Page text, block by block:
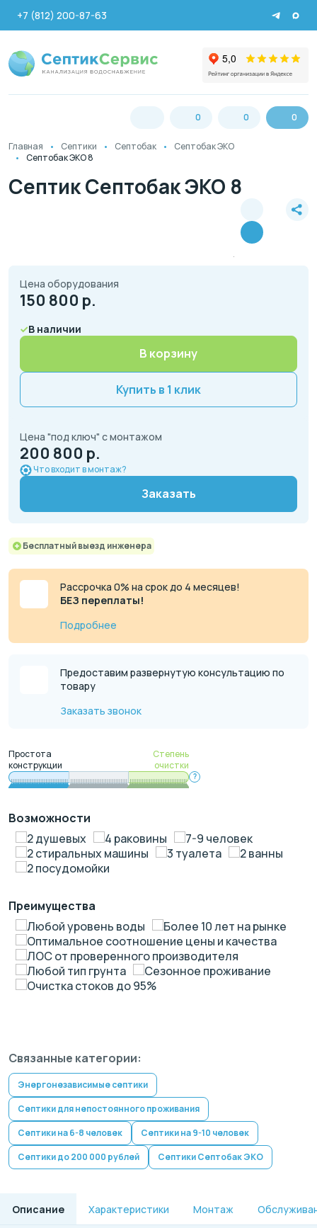
+7 (812) 200-87-63
0 0 0
Главная Септики Септобак
Септобак ЭКО
Септобак ЭКО 8
Септик Септобак ЭКО 8
Цена оборудования
150 800 р.
В наличии
В корзину
Купить в 1 клик
Цена "под ключ" с монтажом
200 800 р.
Что входит в монтаж?
Заказать
Бесплатный выезд инженера
Рассрочка 0% на срок до 4 месяцев!
БЕЗ переплаты!
Подробнее
Предоставим развернутую консультацию по
товару
Заказать звонок
Простота
конструкции
Степень
очистки
?
Возможности
2 душевых
4 раковины
7-9 человек
2 стиральных машины
3 туалета
2 ванны
2 посудомойки
Преимущества
Любой уровень воды
Более 10 лет на рынке
Оптимальное соотношение цены и качества
ЛОС от проверенного производителя
Любой тип грунта
Сезонное проживание
Очистка стоков до 95%
Связанные категории:
Энергонезависимые септики
Септики для непостоянного проживания
Септики на 6-8 человек
Септики на 9-10 человек
Септики до 200 000 рублей
Септики Септобак ЭКО
Описание Характеристики Монтаж